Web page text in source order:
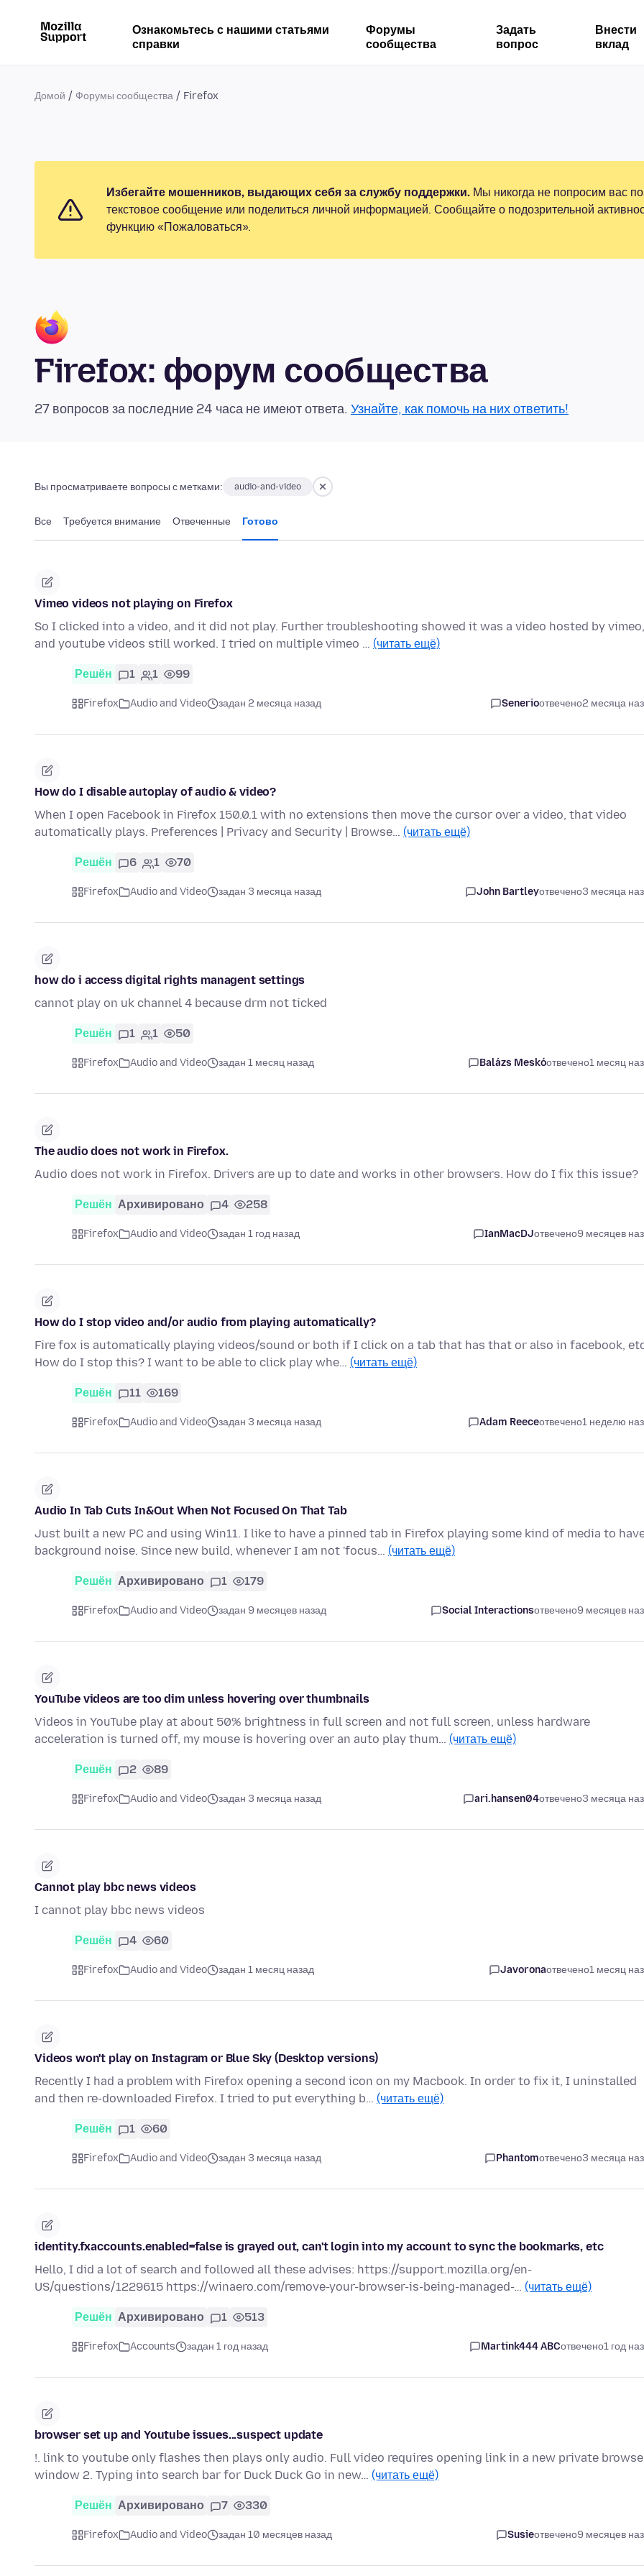
Ознакомьтесь с нашими статьями
справки
Форумы
сообщества
Задать
вопрос
Внести
вклад
Домой Форумы сообщества Firefox
Избегайте мошенников, выдающих себя за службу поддержки. Мы никогда не попросим вас
текстовое сообщение или поделиться личной информацией. Сообщайте о подозрительной
функцию «Пожаловаться».
Firefox: форум сообщества
27 вопросов за последние 24 часа не имеют ответа. Узнайте, как помочь на них ответить!
Вы просматриваете вопросы с метками: audio-and-video
Все Требуется внимание Отвеченные Готово
Vimeo videos not playing on Firefox
So I clicked into a video, and it did not play. Further troubleshooting showed it was a video hosted by vimeo,
and youtube videos still worked. I tried on multiple vimeo … (читать ещё)
Решён 1 1 99
Firefox Audio and Video задан 2 месяца назад Senerioотвечено2 месяца
How do I disable autoplay of audio & video?
When I open Facebook in Firefox 150.0.1 with no extensions then move the cursor over a video, that video
automatically plays. Preferences | Privacy and Security | Browse… (читать ещё)
Решён 6 1 70
Firefox Audio and Video задан 3 месяца назад John Bartleyотвечено3 месяца
how do i access digital rights managent settings
cannot play on uk channel 4 because drm not ticked
Решён 1 1 50
Firefox Audio and Video задан 1 месяц назад Balázs Meskóотвечено1 месяц
The audio does not work in Firefox.
Audio does not work in Firefox. Drivers are up to date and works in other browsers. How do I fix this issue?
Решён Архивировано 4 258
Firefox Audio and Video задан 1 год назад IanMacDJотвечено9 месяцев
How do I stop video and/or audio from playing automatically?
Fire fox is automatically playing videos/sound or both if I click on a tab that has that or also in facebook,
How do I stop this? I want to be able to click play whe… (читать ещё)
Решён 11 169
Firefox Audio and Video задан 3 месяца назад Adam Reeceотвечено1 неделю
Audio In Tab Cuts In&Out When Not Focused On That Tab
Just built a new PC and using Win11. I like to have a pinned tab in Firefox playing some kind of media to
background noise. Since new build, whenever I am not 'focus… (читать ещё)
Решён Архивировано 1 179
Firefox Audio and Video задан 9 месяцев назад Social Interactionsотвечено9 месяцев
YouTube videos are too dim unless hovering over thumbnails
Videos in YouTube play at about 50% brightness in full screen and not full screen, unless hardware
acceleration is turned off, my mouse is hovering over an auto play thum… (читать ещё)
Решён 2 89
Firefox Audio and Video задан 3 месяца назад ari.hansen04отвечено3 месяца
Cannot play bbc news videos
I cannot play bbc news videos
Решён 4 60
Firefox Audio and Video задан 1 месяц назад Javoronaотвечено1 месяц
Videos won't play on Instagram or Blue Sky (Desktop versions)
Recently I had a problem with Firefox opening a second icon on my Macbook. In order to fix it, I uninstalled
and then re-downloaded Firefox. I tried to put everything b… (читать ещё)
Решён 1 60
Firefox Audio and Video задан 3 месяца назад Phantomотвечено3 месяца
identity.fxaccounts.enabled=false is grayed out, can't login into my account to sync the bookmarks, etc
Hello, I did a lot of search and followed all these advises: https://support.mozilla.org/en-
US/questions/1229615 https://winaero.com/remove-your-browser-is-being-managed-… (читать ещё)
Решён Архивировано 1 513
Firefox Accounts задан 1 год назад Martink444 ABCотвечено1 год
browser set up and Youtube issues...suspect update
!. link to youtube only flashes then plays only audio. Full video requires opening link in a new private
window 2. Typing into search bar for Duck Duck Go in new… (читать ещё)
Решён Архивировано 7 330
Firefox Audio and Video задан 10 месяцев назад Susieотвечено9 месяцев